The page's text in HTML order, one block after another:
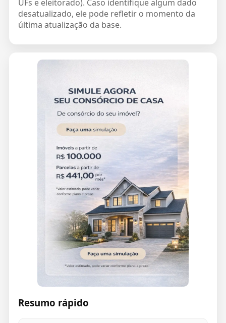
UFs e eleitorado). Caso identifique algum dado
desatualizado, ele pode refletir o momento da
última atualização da base.
Resumo rápido